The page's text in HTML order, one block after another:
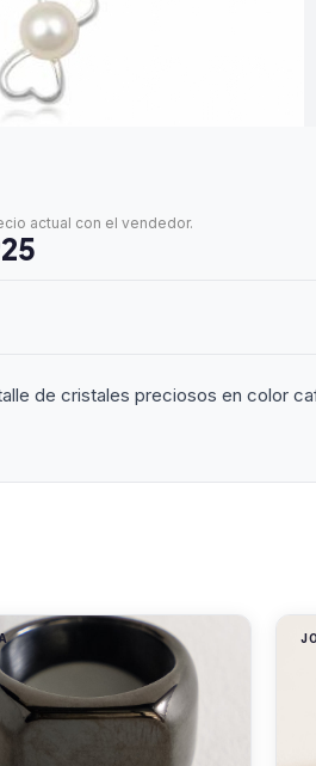
actual con el vendedor.
de cristales preciosos en color